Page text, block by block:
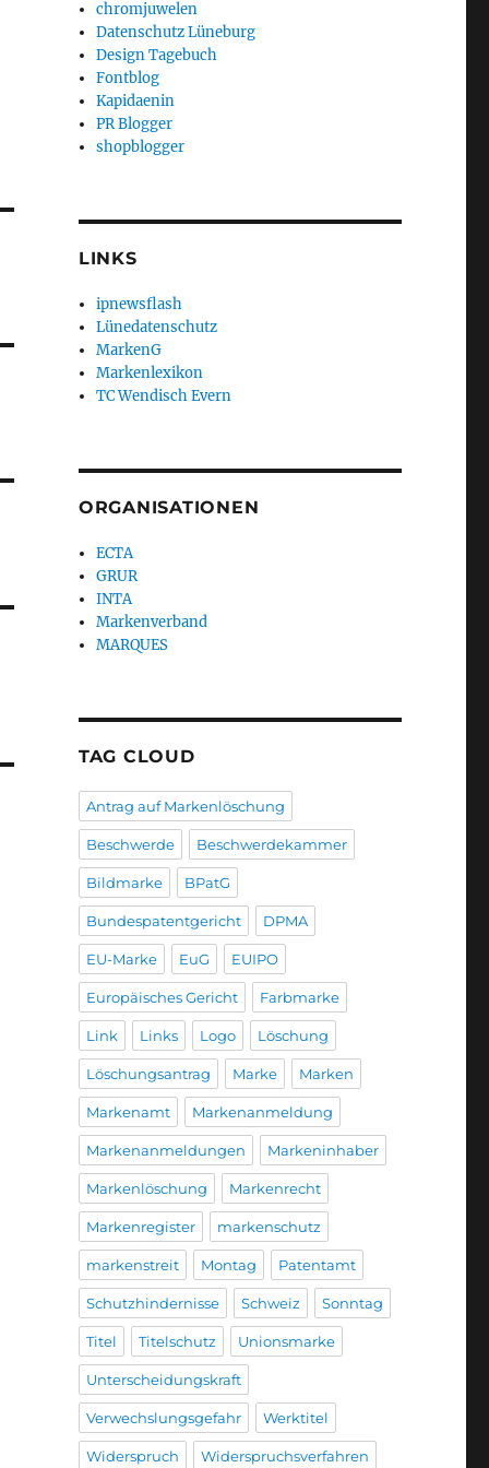
chromjuwelen
Datenschutz Lüneburg
Design Tagebuch
Fontblog
Kapidaenin
PR Blogger
shopblogger
LINKS
ipnewsflash
Lünedatenschutz
MarkenG
Markenlexikon
TC Wendisch Evern
ORGANISATIONEN
ECTA
GRUR
INTA
Markenverband
MARQUES
TAG CLOUD
Antrag auf Markenlöschung
Beschwerde Beschwerdekammer
Bildmarke BPatG
Bundespatentgericht DPMA
EU-Marke EuG EUIPO
Europäisches Gericht Farbmarke
Link Links Logo Löschung
Löschungsantrag Marke Marken
Markenamt Markenanmeldung
Markenanmeldungen Markeninhaber
Markenlöschung Markenrecht
Markenregister markenschutz
markenstreit Montag Patentamt
Schutzhindernisse Schweiz Sonntag
Titel Titelschutz Unionsmarke
Unterscheidungskraft
Verwechslungsgefahr Werktitel
Widerspruch Widerspruchsverfahren